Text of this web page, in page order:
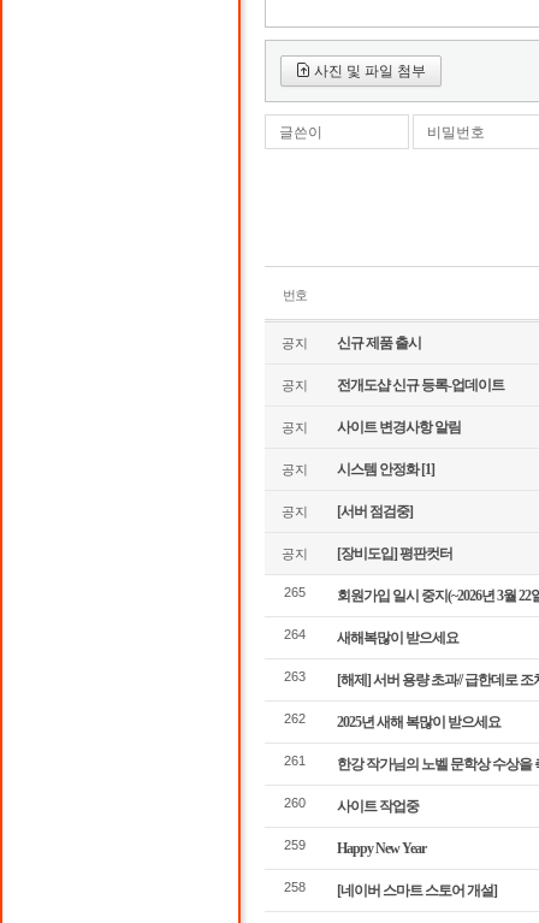
사진 및 파일 첨부
글쓴이 비밀번호
번호
공지 신규 제품 출시
공지 전개도샵 신규 등록-업데이트
공지 사이트 변경사항 알림
공지 시스템 안정화 [1]
공지 [서버 점검중]
공지 [장비도입] 평판컷터
265 회원가입 일시 중지(~2026년 3월 22
264 새해복많이 받으세요
263 [해제] 서버 용량 초과// 급한데로 조
262 2025년 새해 복많이 받으세요
261 한강 작가님의 노벨 문학상 수상을
260 사이트 작업중
259 Happy New Year
258 [네이버 스마트 스토어 개설]